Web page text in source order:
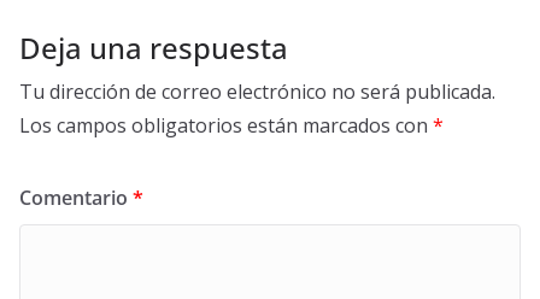
Deja una respuesta
Tu dirección de correo electrónico no será publicada.
Los campos obligatorios están marcados con *
Comentario *